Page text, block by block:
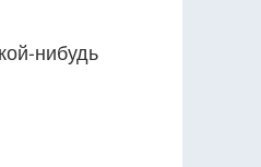
нибудь